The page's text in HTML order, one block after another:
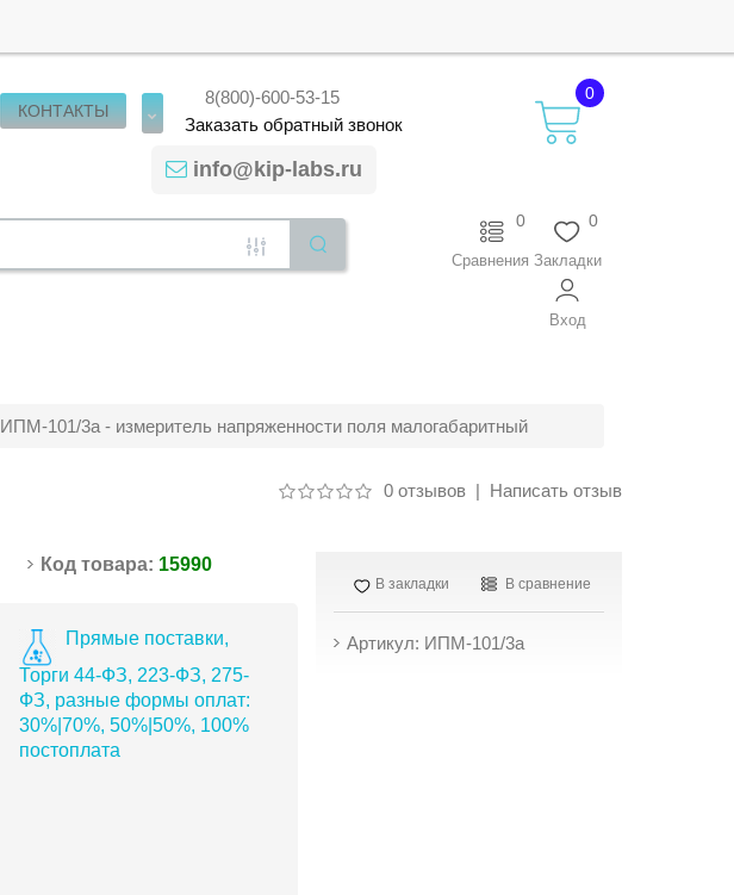
КОНТАКТЫ
8(800)-600-53-15
Заказатьобратныйзвонок
info@kip-labs.ru
0
0
Закладки
0
Сравнения
Вход
ИПМ-101/3а - измеритель напряженности поля малогабаритный
0 отзывов| Написать отзыв
Код товара: 15990
Прямые поставки,
Торги 44-ФЗ, 223-ФЗ, 275-
ФЗ, разные формы оплат:
30%|70%, 50%|50%, 100%
постоплата
В закладки В сравнение
Артикул: ИПМ-101/3а